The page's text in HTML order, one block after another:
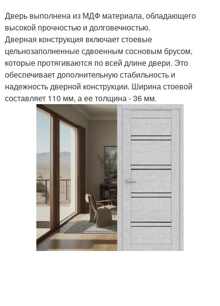
Дверь выполнена из МДФ материала, обладающего
высокой прочностью и долговечностью.
Дверная конструкция включает стоевые
цельнозаполненные сдвоенным сосновым брусом,
которые протягиваются по всей длине двери. Это
обеспечивает дополнительную стабильность и
надежность дверной конструкции. Ширина стоевой
составляет 110 мм, а ее толщина - 36 мм.